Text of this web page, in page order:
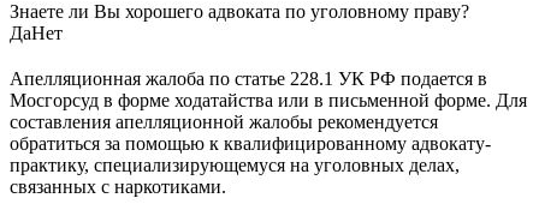
Знаете ли Вы хорошего адвоката по уголовному праву?
ДаНет
Апелляционная жалоба по статье 228.1 УК РФ подается в
Мосгорсуд в форме ходатайства или в письменной форме. Для
составления апелляционной жалобы рекомендуется
обратиться за помощью к квалифицированному адвокату-
практику, специализирующемуся на уголовных делах,
связанных с наркотиками.